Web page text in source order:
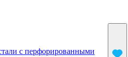
с перфорированными